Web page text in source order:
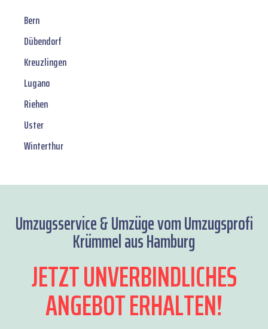
Bern
Dübendorf
Kreuzlingen
Lugano
Riehen
Uster
Winterthur
Umzugsservice & Umzüge vom Umzugsprofi
Krümmel aus Hamburg
JETZT UNVERBINDLICHES
ANGEBOT ERHALTEN!